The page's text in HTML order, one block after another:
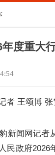
度重大
者 王颂博 张
新闻网记者
民政府2026